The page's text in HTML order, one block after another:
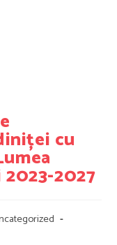
cu
2027